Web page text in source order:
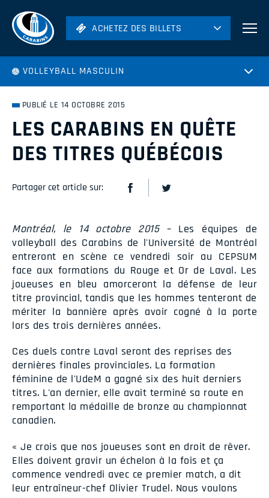
ACHETEZ DES BILLETS
Hockey
ACHETEZ DES BILLETS
VOLLEYBALL MASCULIN
PUBLIÉ LE 14 OCTOBRE 2015
LES CARABINS EN QUÊTE
DES TITRES QUÉBÉCOIS
Partager cet article sur:
Montréal, le 14 octobre 2015– Les équipes de
volleyball des Carabins de l'Université de Montréal
entreront en scène ce vendredi soir au CEPSUM
face aux formations du Rouge et Or de Laval. Les
joueuses en bleu amorceront la défense de leur
titre provincial, tandis que les hommes tenteront de
mériter la bannière après avoir cogné à la porte
lors des trois dernières années.
Ces duels contre Laval seront des reprises des
dernières finales provinciales. La formation
féminine de l'UdeM a gagné six des huit derniers
titres. L'an dernier, elle avait terminé sa route en
remportant la médaille de bronze au championnat
canadien.
« Je crois que nos joueuses sont en droit de rêver.
Elles doivent gravir un échelon à la fois et ça
commence vendredi avec ce premier match, a dit
leur entraîneur-chef Olivier Trudel. Nous voulons